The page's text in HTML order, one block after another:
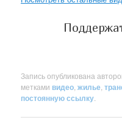
Запись опубликована
метками видео,жилье,
постоянную ссылку.